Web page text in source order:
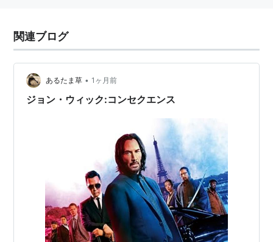
関連ブログ
あるたま草 • 1ヶ月前
ジョン・ウィック:コンセクエンス